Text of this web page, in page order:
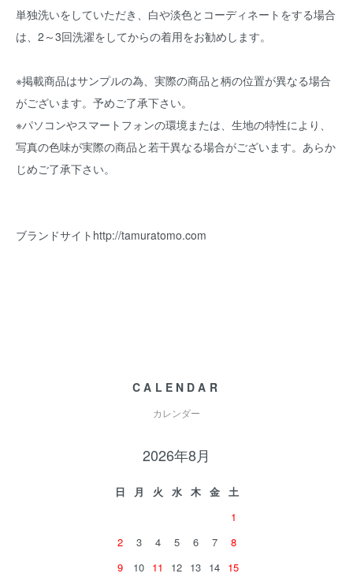
単独洗いをしていただき、白や淡色とコーディネートをする場合
は、2～3回洗濯をしてからの着用をお勧めします。
※掲載商品はサンプルの為、実際の商品と柄の位置が異なる場合
がございます。予めご了承下さい。
※パソコンやスマートフォンの環境または、生地の特性により、
写真の色味が実際の商品と若干異なる場合がございます。あらか
じめご了承下さい。
ブランドサイト http://tamuratomo.com
CALENDAR
カレンダー
2026年8月
日 月 火 水 木 金
土
1
2
3 4 5 6 7
8
9
10 11 12 13 14 15